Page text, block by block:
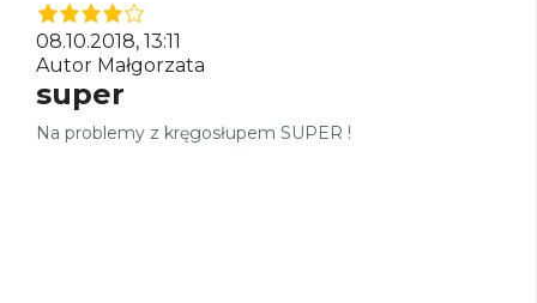
08.10.2018, 13:11
Autor Małgorzata
super
Na problemy z kręgosłupem SUPER !